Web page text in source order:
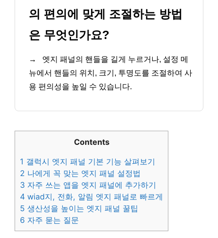
의 편의에 맞게 조절하는 방법
은 무엇인가요?
→
엣지 패널의 핸들을 길게 누르거나, 설정 메
뉴에서 핸들의 위치, 크기, 투명도를 조절하여 사
용 편의성을 높일 수 있습니다.
Contents
1 갤럭시 엣지 패널 기본 기능 살펴보기
2 나에게 꼭 맞는 엣지 패널 설정법
3 자주 쓰는 앱을 엣지 패널에 추가하기
4 wiad지, 전화, 알림 엣지 패널로 빠르게
5 생산성을 높이는 엣지 패널 꿀팁
6 자주 묻는 질문